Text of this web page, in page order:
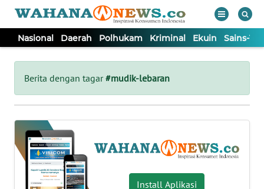
Nasional Daerah Polhukam Kriminal Ekuin Sains-
Berita dengan tagar#mudik-lebaran
Install Aplikasi
Tutup
NASIONAL
DAERAH
POLHUKAM